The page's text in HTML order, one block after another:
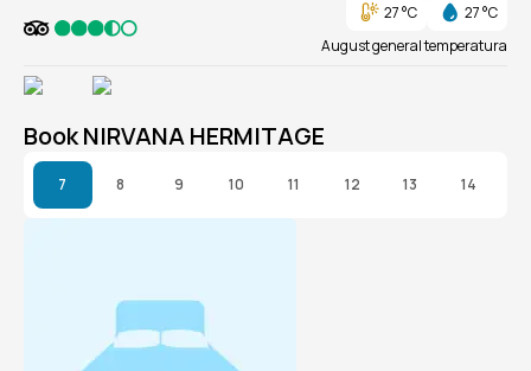
27 °C
27 °C
August general temperatura
Book NIRVANA HERMITAGE
7 8 9 10 11 12 13 14